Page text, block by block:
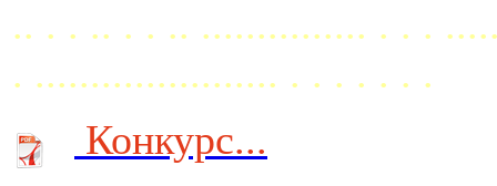
.. . . .. . . .. ............... . . .
. ...................... . . . . . . .
Конкурс...